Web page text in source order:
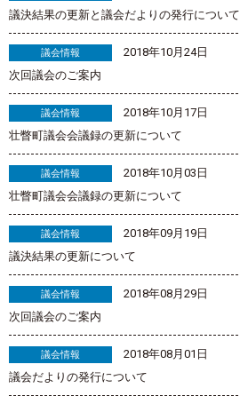
議決結果の更新と議会だよりの発行について
議会情報
2018年10月24日
次回議会のご案内
議会情報
2018年10月17日
壮瞥町議会会議録の更新について
議会情報
2018年10月03日
壮瞥町議会会議録の更新について
議会情報
2018年09月19日
議決結果の更新について
議会情報
2018年08月29日
次回議会のご案内
議会情報
2018年08月01日
議会だよりの発行について